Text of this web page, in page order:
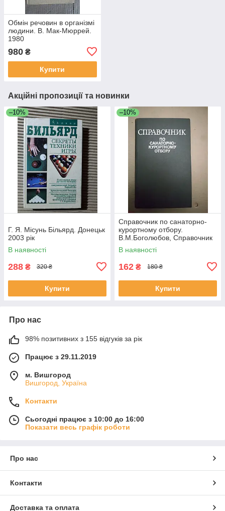
Обмін речовин в організмі
людини. В. Мак-Мюррей.
1980
980 ₴
Купити
Акційні пропозиції та новинки
–10%
Г. Я. Місунь Більярд. Донецьк
2003 рік
В наявності
288 ₴ 320 ₴
Купити
–10%
Справочник по санаторно-
курортному отбору.
В.М.Боголюбов, Справочник
по санаторно-курортному
отбору.
В наявності
162 ₴ 180 ₴
Купити
Про нас
98% позитивних з 155 відгуків за рік
Працює з 29.11.2019
м. Вишгород
Вишгород, Україна
Контакти
Сьогодні працює з 10:00 до 16:00
Показати весь графік роботи
Про нас
Контакти
Доставка та оплата